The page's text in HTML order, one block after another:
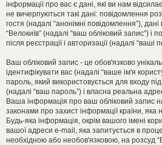
інформації про вас є дані, які ви нам
не вичерпуються такі дані: повідомлення
гостя (надалі “анонімні повідомлення”), дані
“Велокиїв” (надалі “ваш обліковий запис”) і
після реєстрації і авторизації (надалі “ваші
Ваш обліковий запис - це обов'язково
ідентифікувати вас (надалі “ваше ім'я
пароль, який використовується для входу
(надалі “ваш пароль”) і власна реальна
Ваша інформація про ваш обліковий запис
законами про захист інформації країни, яка
Будь-яка інформація, окрім вашого імені
вашої адреси e-mail, яка запитується в
необхідною або необов'язковою, на розсуд